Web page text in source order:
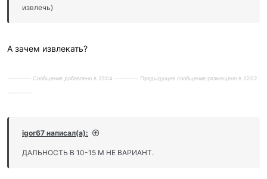
извлечь)
А зачем извлекать?
---------- Сообщение добавлено в 22:04 ---------- Предыдущее сообщение размещено в 22:02
----------
igor67 написал(а):
ДАЛЬНОСТЬ В 10-15 М НЕ ВАРИАНТ.